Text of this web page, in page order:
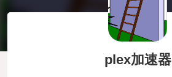
plex加速器